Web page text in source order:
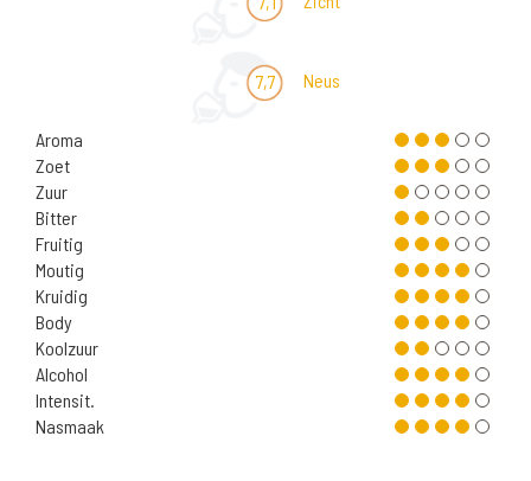
7,7 Neus
Aroma
Zoet
Zuur
Bitter
Fruitig
Moutig
Kruidig
Body
Koolzuur
Alcohol
Intensit.
Nasmaak